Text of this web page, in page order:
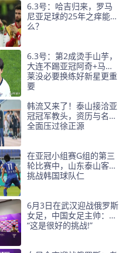
6.3号：哈吉归来，罗马
尼亚足球的25年之痒能解
么？
6.3号：第2成烫手山芋，
大连不踢亚冠阿奇+马莱
莱没必要换练好新星更重
要
韩流又来了！泰山接洽亚
冠冠军教头，资历与名气
全面压过徐正源
在亚冠小组赛G组的第三
轮比赛中，山东泰山客场
挑战韩国球队仁
6月3日在武汉迎战俄罗斯
女足，中国女足主帅：
“这是很好的挑战!”